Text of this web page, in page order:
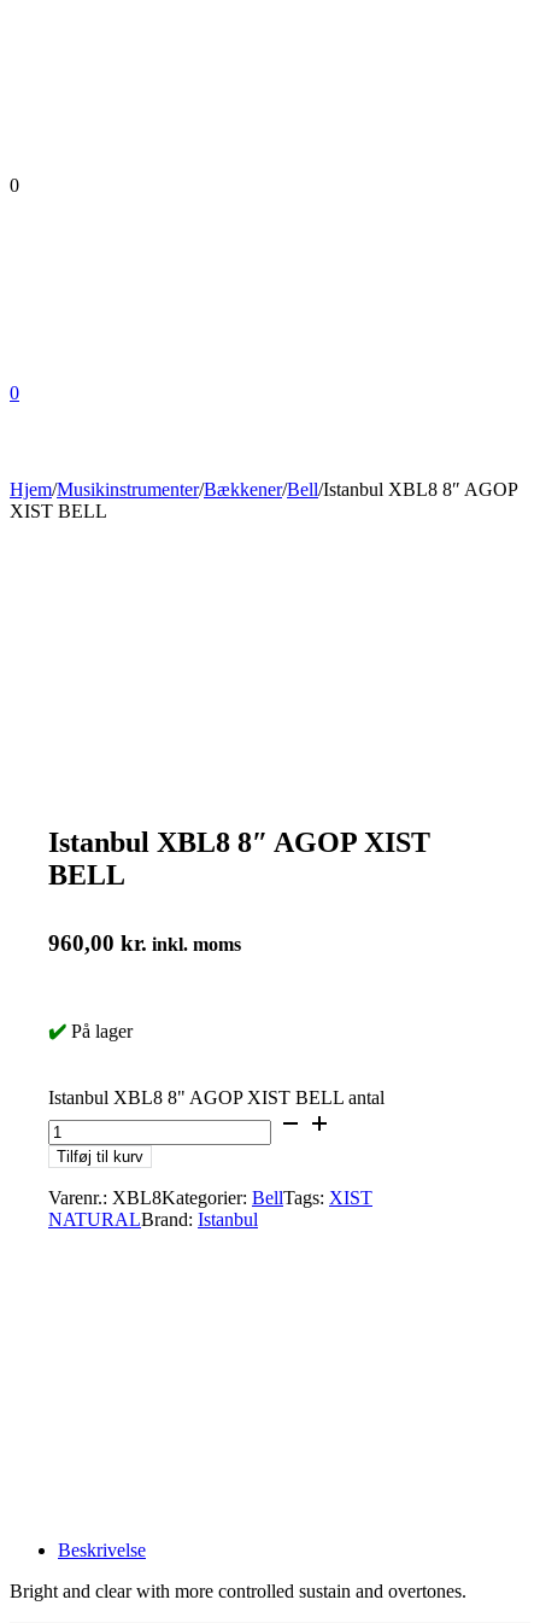
0
0
Hjem/Musikinstrumenter/Bækkener/Bell/Istanbul XBL8 8″ AGOP
XIST BELL
Istanbul XBL8 8″ AGOP XIST
BELL
960,00 kr. inkl. moms
✔️ På lager
Istanbul XBL8 8" AGOP XIST BELL antal
Tilføj til kurv
Varenr.: XBL8Kategorier: BellTags: XIST
NATURALBrand: Istanbul
Beskrivelse
Bright and clear with more controlled sustain and overtones.